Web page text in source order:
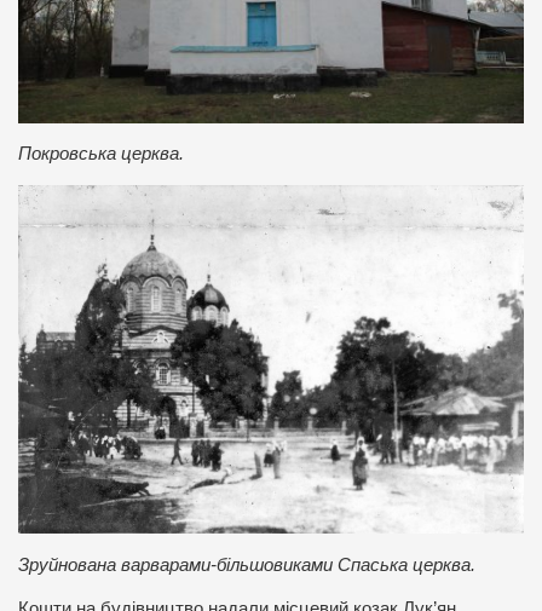
Покровська церква.
Зруйнована варварами-більшовиками Спаська церква.